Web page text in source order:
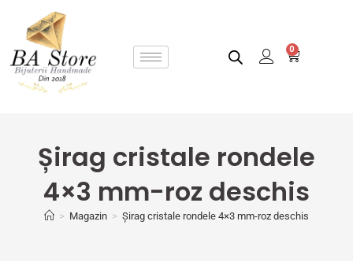
0
Șirag cristale rondele
4×3 mm-roz deschis
> Magazin > Șirag cristale rondele 4×3 mm-roz deschis